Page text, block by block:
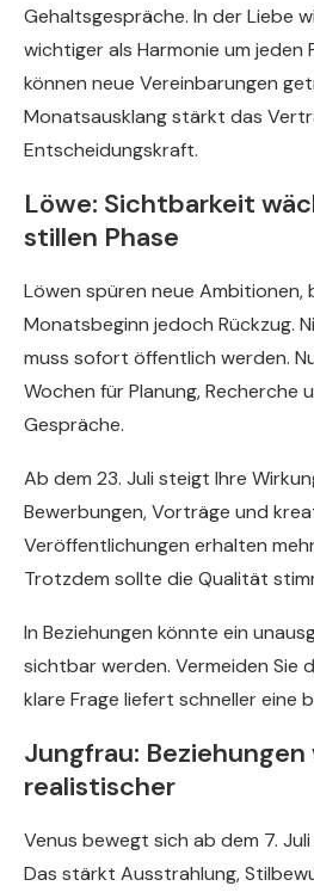
Gehaltsgespräche. In der Liebe
wichtiger als Harmonie um jeden
können neue Vereinbarungen
Monatsausklang stärkt das
Entscheidungskraft.
Löwe: Sichtbarkeit
stillen Phase
Löwen spüren neue Ambitionen,
Monatsbeginn jedoch Rückzug.
muss sofort öffentlich werden.
Wochen für Planung, Recherche
Gespräche.
Ab dem 23. Juli steigt Ihre
Bewerbungen, Vorträge und
Veröffentlichungen erhalten
Trotzdem sollte die Qualität
In Beziehungen könnte ein
sichtbar werden. Vermeiden Sie
klare Frage liefert schneller eine
Jungfrau:
realistischer
Venus bewegt sich ab dem 7.
Das stärkt Ausstrahlung,